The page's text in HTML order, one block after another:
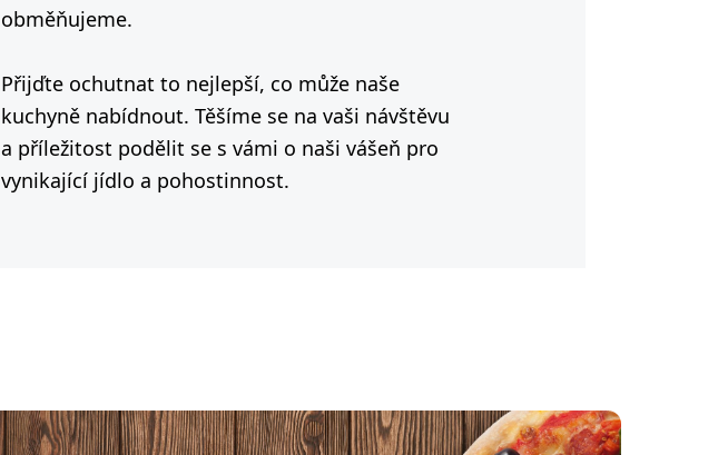
obměňujeme.
Přijďte ochutnat to nejlepší, co může naše
kuchyně nabídnout. Těšíme se na vaši návštěvu
a příležitost podělit se s vámi o naši vášeň pro
vynikající jídlo a pohostinnost.